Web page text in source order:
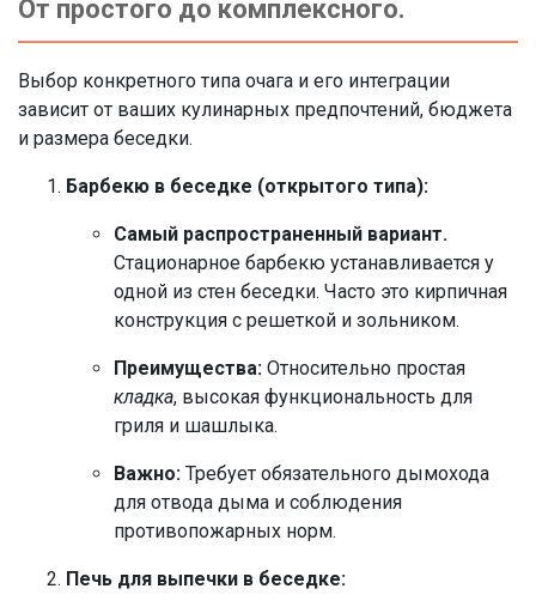
От простого до комплексного.
Выбор конкретного типа очага и его интеграции
зависит от ваших кулинарных предпочтений, бюджета
и размера беседки.
Барбекю в беседке (открытого типа):
Самый распространенный вариант.
Стационарное барбекю устанавливается у
одной из стен беседки. Часто это кирпичная
конструкция с решеткой и зольником.
Преимущества: Относительно простая
кладка, высокая функциональность для
гриля и шашлыка.
Важно: Требует обязательного дымохода
для отвода дыма и соблюдения
противопожарных норм.
Печь для выпечки в беседке: